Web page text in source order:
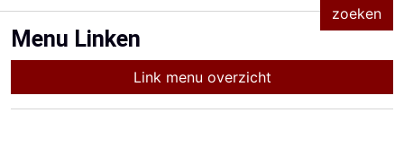
Menu Linken
Link menu overzicht